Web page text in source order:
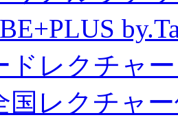
ドレクチャ
国レクチャ